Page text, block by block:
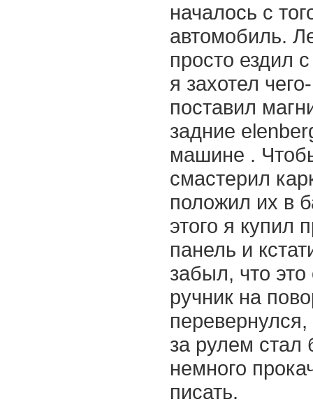
началось с
автомобиль.
просто ездил
я захотел
поставил
задние
машине .
смастерил
положил их в
этого я купил
панель и
забыл, что
ручник на
за рулем
немного
писать.